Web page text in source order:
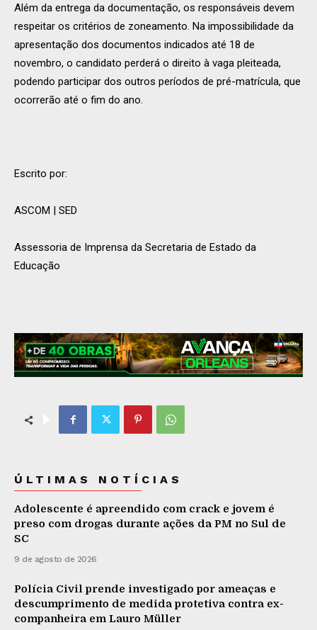
Além da entrega da documentação, os responsáveis devem
respeitar os critérios de zoneamento. Na impossibilidade da
apresentação dos documentos indicados até 18 de
novembro, o candidato perderá o direito à vaga pleiteada,
podendo participar dos outros períodos de pré-matrícula, que
ocorrerão até o fim do ano.
Escrito por:
ASCOM | SED
Assessoria de Imprensa da Secretaria de Estado da
Educação
ÚLTIMAS NOTÍCIAS
Adolescente é apreendido com crack e jovem é
preso com drogas durante ações da PM no Sul de
SC
9 de agosto de 2026
Polícia Civil prende investigado por ameaças e
descumprimento de medida protetiva contra ex-
companheira em Lauro Müller